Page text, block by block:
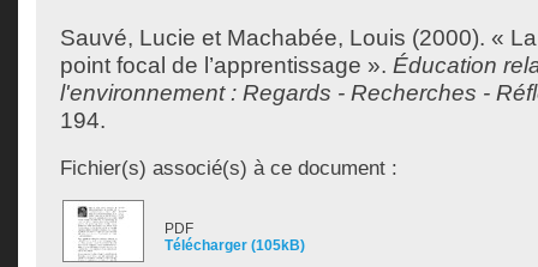
Sauvé, Lucie et Machabée, Louis (2000). «
point focal de l’apprentissage ». Éducation
l'environnement : Regards - Recherches -
194.
Fichier(s) associé(s) à ce document :
PDF
Télécharger (105kB)